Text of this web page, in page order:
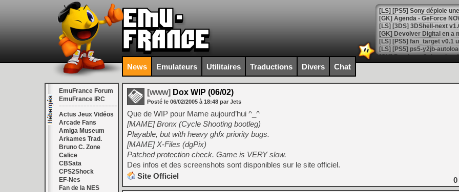
[GK] Agenda - GeForce
[GK] Devolver Digital en a
[LS] [PS5] ps5-y2jb-
[GK] Pourquoi Marvel
[GK] Test : Restory : Chill
[GK] GTA 6 : Rockstar
[GK] Hot Wheels Infinite
[GK] Mémoire cash -
[GK] Résultats Nintendo :
[GK] Déjà des
[Mo5] Brickboy cherche à
[GK] Minecraft et ses «
[GK] Beast of
[GK] Ubisoft : fin de partie
[GK] Mémoire cash -
[GK] Dan Houser (GTA)
[GK] Comment EA Sports
News Emulateurs Utilitaires Traductions Divers Chat
EmuFrance Forum
EmuFrance IRC
===================
Actus Jeux Vidéos
Arcade Fans
Amiga Museum
Arkames Trad.
Bruno C. Zone
Calice
CBSata
CPS2Shock
EF-Nes
Fan de la NES
[www] Dox WIP (06/02)
Posté le 06/02/2005 à 18:48 par Jets
Que de WIP pour Mame aujourd’hui ^_^
[MAME] Bronx (Cycle Shooting bootleg)
Playable, but with heavy ghfx priority bugs.
[MAME] X-Files (dgPix)
Patched protection check. Game is VERY slow.
Des infos et des screenshots sont disponibles sur le site officiel.
Site Officiel
0